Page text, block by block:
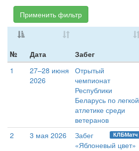
Применить фильтр
№ Дата Забег
1
27–28 июня
2026
Отрытый
чемпионат
Республики
Беларусь по легкой
атлетике среди
ветеранов
2 3 мая 2026 КЛБМатч
Забег
«Яблоневый цвет»